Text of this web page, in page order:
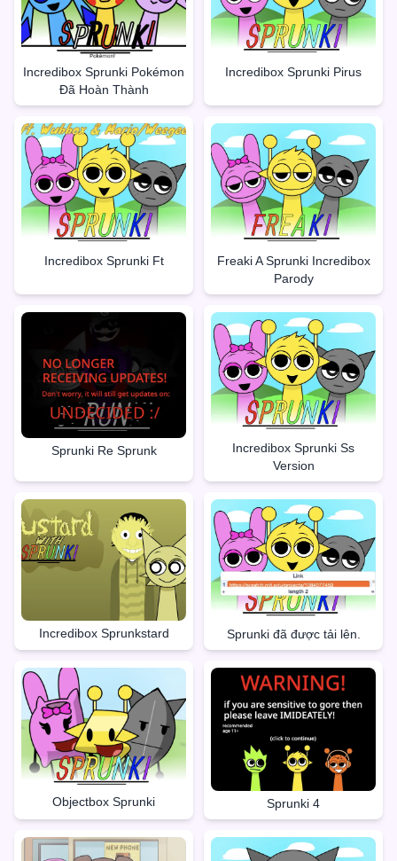
Incredibox Sprunki Pokémon
Đã Hoàn Thành
Incredibox Sprunki Pirus
Incredibox Sprunki Ft
Freaki A Sprunki Incredibox
Parody
Sprunki Re Sprunk
Incredibox Sprunki Ss
Version
Incredibox Sprunkstard Sprunki đã được tải lên.
Objectbox Sprunki Sprunki 4